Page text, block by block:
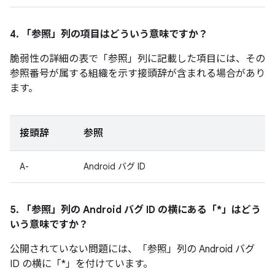
4. 「参照」 列の項目はどういう意味ですか？
脆弱性の詳細の表で「参照」 列に記載した項目には、その
参照番号が属する組織を示す接頭辞が含まれる場合があり
ます。
接頭辞 参照
A- Android バグ ID
5. 「参照」 列の Android バグ ID の横にある「*」はどう
いう意味ですか？
公開されていない問題には、「参照」 列の Android バグ
ID の横に「*」を付けています。